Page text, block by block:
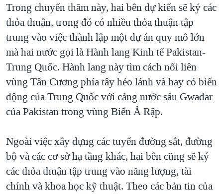
Trong chuyến thăm này, hai bên dự kiến sẽ ký các
thỏa thuận, trong đó có nhiều thỏa thuận tập
trung vào việc thành lập một dự án quy mô lớn
mà hai nước gọi là Hành lang Kinh tế Pakistan-
Trung Quốc. Hành lang này tìm cách nối liên
vùng Tân Cương phía tây hẻo lánh và hay có biến
động của Trung Quốc với cảng nước sâu Gwadar
của Pakistan trong vùng Biển Ả Rập.
Ngoài việc xây dựng các tuyến đường sắt, đường
bộ và các cơ sở hạ tầng khác, hai bên cũng sẽ ký
các thỏa thuận tập trung vào năng lượng, tài
chính và khoa học kỹ thuật. Theo các bản tin của